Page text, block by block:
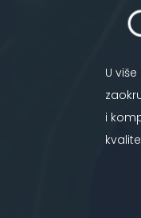
U
i